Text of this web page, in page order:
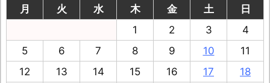
月
火 水 木 金 土
日
1
2 3
4
5
6 7 8 9 10
11
12
13 14 15 16 17
18